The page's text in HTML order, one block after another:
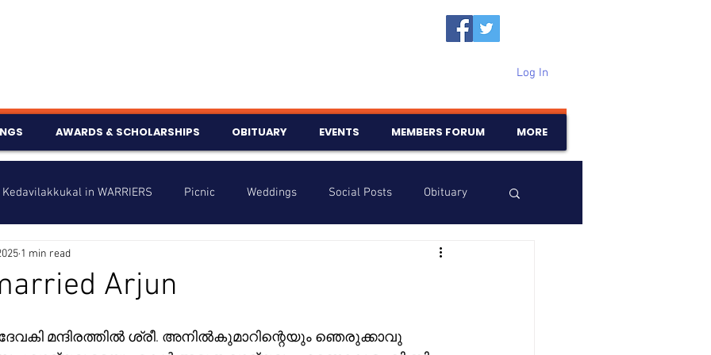
Log In
AWARDS & SCHOLARSHIPS OBITUARY EVENTS MEMBERS FORUM MORE
Kedavilakkukal in WARRIERS Picnic Weddings Social Posts Obituary
Info Birthdays
Arjun
1 min read
മന്ദിരത്തിൽ ശ്രീ. അനിൽകുമാറിന്റെയും ഞെരുക്കാവു